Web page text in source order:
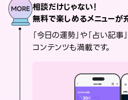
相談だけじゃない！
無料で楽しめるメニューが
「今日の運勢」や「占い記
コンテンツも満載です。